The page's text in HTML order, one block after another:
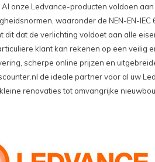
onze Ledvance-producten voldoen
waaronder de NEN-EN-IEC
dit dat de verlichting voldoet aan alle
klant kan rekenen op een veilig
scherpe online prijzen en
de ideale partner voor al uw
renovaties tot omvangrijke